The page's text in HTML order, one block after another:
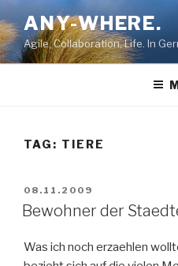
Skip
to
content
ANY-WHERE.
Agile, Collaboration, Life. In
TAG: TIERE
POSTED
ON
08.11.2009
Bewohner der
Was ich noch erzaehlen